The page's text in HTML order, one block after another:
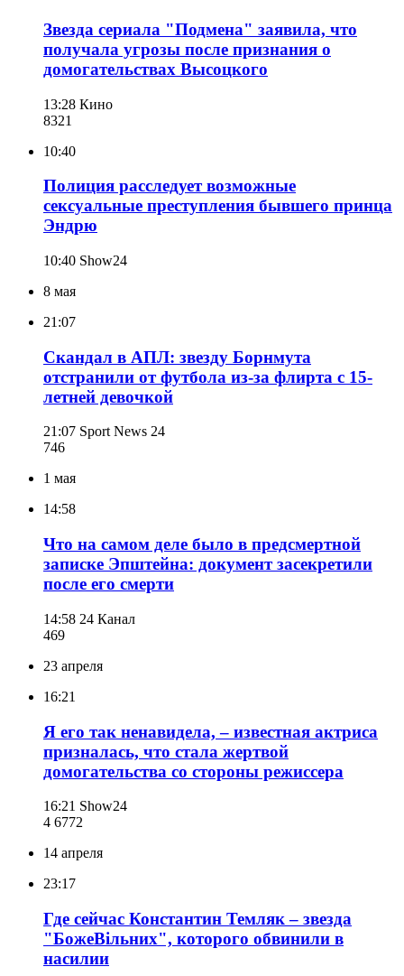
Звезда сериала "Подмена" заявила, что
получала угрозы после признания о
домогательствах Высоцкого
13:28 Кино
8321
10:40
Полиция расследует возможные
сексуальные преступления бывшего принца
Эндрю
10:40 Show24
8 мая
21:07
Скандал в АПЛ: звезду Борнмута
отстранили от футбола из-за флирта с 15-
летней девочкой
21:07 Sport News 24
746
1 мая
14:58
Что на самом деле было в предсмертной
записке Эпштейна: документ засекретили
после его смерти
14:58 24 Канал
469
23 апреля
16:21
Я его так ненавидела, – известная актриса
призналась, что стала жертвой
домогательства со стороны режиссера
16:21 Show24
4 6772
14 апреля
23:17
Где сейчас Константин Темляк – звезда
"БожеВільних", которого обвинили в
насилии